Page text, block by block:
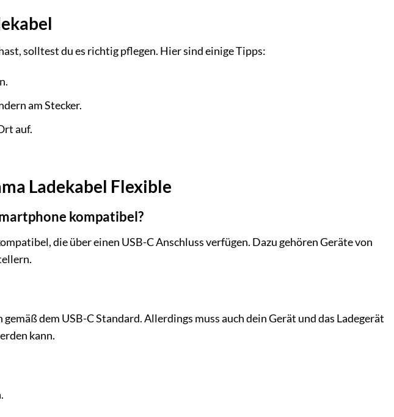
solltest du es richtig pflegen. Hier sind einige Tipps:
am Stecker.
auf.
Ladekabel Flexible
kompatibel?
die über einen USB-C Anschluss verfügen. Dazu gehören Geräte von
dem USB-C Standard. Allerdings muss auch dein Gerät und das Ladegerät
kann.